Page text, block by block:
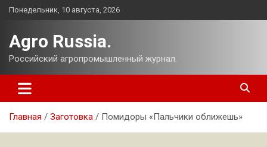
Перейти
Понедельник, 10 августа, 2026
Agro Russia.
Российский агропромышленный журнал.
Главная Заготовка Помидоры «Пальчики оближешь»